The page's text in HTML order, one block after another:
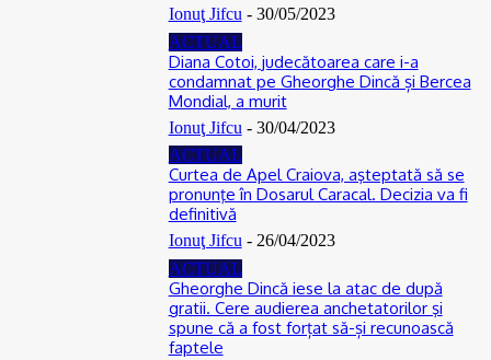
Ionuţ Jifcu - 30/05/2023
ACTUAL
Diana Cotoi, judecătoarea care i-a
condamnat pe Gheorghe Dincă și Bercea
Mondial, a murit
Ionuţ Jifcu - 30/04/2023
ACTUAL
Curtea de Apel Craiova, aşteptată să se
pronunţe în Dosarul Caracal. Decizia va fi
definitivă
Ionuţ Jifcu - 26/04/2023
ACTUAL
Gheorghe Dincă iese la atac de după
gratii. Cere audierea anchetatorilor şi
spune că a fost forțat să-și recunoască
faptele